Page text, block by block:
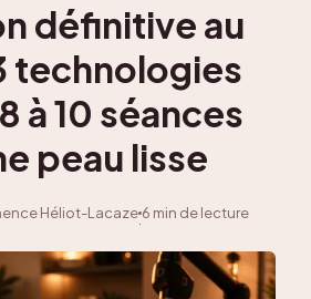
définitive au
technologies
à 10 séances
peau lisse
Héliot-Lacaze
·
6 min de lecture